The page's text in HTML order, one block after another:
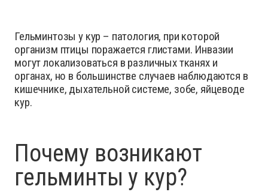
Гельминтозы у кур – патология, при которой
организм птицы поражается глистами. Инвазии
могут локализоваться в различных тканях и
органах, но в большинстве случаев наблюдаются в
кишечнике, дыхательной системе, зобе, яйцеводе
кур.
Почему возникают
гельминты у кур?